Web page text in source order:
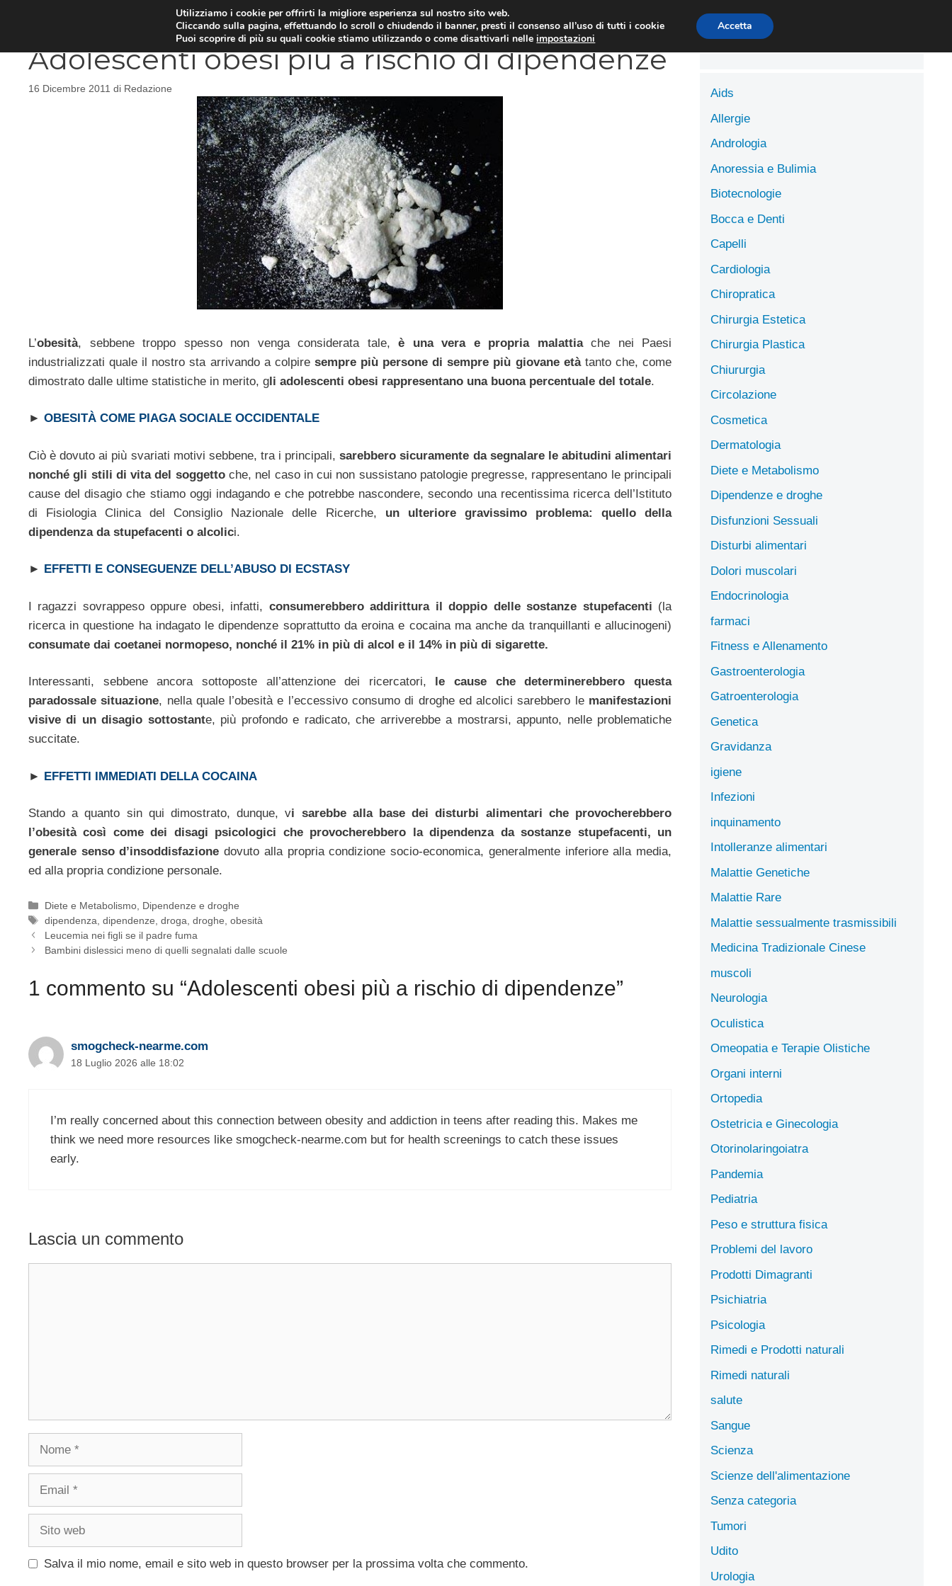
DIETE E METABOLISMO PSICOLOGIA NEUROLOGIA CARDIOLOGIA SCIENZE DELL’ALIMENTAZIONE
Adolescenti obesi più a rischio di dipendenze
16 Dicembre 2011 di Redazione
L’obesità, sebbene troppo spesso non venga considerata tale, è una vera e propria malattiache nei Paesi
industrializzati quale il nostro sta arrivando a colpiresempre più persone di sempre più giovane etàtanto che, come
dimostrato dalle ultime statistiche in merito, gli adolescenti obesi rappresentano una buona percentuale del totale.
► OBESITÀ COME PIAGA SOCIALE OCCIDENTALE
Ciò è dovuto ai più svariati motivi sebbene, tra i principali,sarebbero sicuramente da segnalare le abitudini alimentari
nonché gli stili di vita del soggettoche, nel caso in cui non sussistano patologie pregresse, rappresentano le principali
cause del disagio che stiamo oggi indagando e che potrebbe nascondere, secondo una recentissima ricerca dell’Istituto
di Fisiologia Clinica del Consiglio Nazionale delle Ricerche, un ulteriore gravissimo problema: quello della
dipendenza da stupefacenti o alcolici.
► EFFETTI E CONSEGUENZE DELL’ABUSO DI ECSTASY
I ragazzi sovrappeso oppure obesi, infatti, consumerebbero addirittura il doppio delle sostanze stupefacenti (la
ricerca in questione ha indagato le dipendenze soprattutto da eroina e cocaina ma anche da tranquillanti e allucinogeni)
consumate dai coetanei normopeso, nonché il 21% in più di alcol e il 14% in più di sigarette.
Interessanti, sebbene ancora sottoposte all’attenzione dei ricercatori,
le cause che determinerebbero questa
paradossale situazione, nella quale l’obesità e l’eccessivo consumo di droghe ed alcolici sarebbero le manifestazioni
visive di un disagio sottostante, più profondo e radicato, che arriverebbe a mostrarsi, appunto, nelle problematiche
succitate.
► EFFETTI IMMEDIATI DELLA COCAINA
Stando a quanto sin qui dimostrato, dunque, vi sarebbe alla base dei disturbi alimentari che provocherebbero
l’obesità così come dei disagi psicologici che provocherebbero la dipendenza da sostanze stupefacenti, un
generale senso d’insoddisfazione dovuto alla propria condizione socio-economica, generalmente inferiore alla media,
ed alla propria condizione personale.
Categorie
Diete e Metabolismo Dipendenze e droghe
Tag
dipendenza ,dipendenze ,droga ,droghe ,obesità
Leucemia nei figli se il padre fuma
Bambini dislessici meno di quelli segnalati dalle scuole
1 commento su “Adolescenti obesi più a rischio di dipendenze”
smogcheck-nearme.com
18 Luglio 2026 alle 18:02
I’m really concerned about this connection between obesity and addiction in teens after reading this. Makes me
think we need more resources like smogcheck-nearme.com but for health screenings to catch these issues
early.
Lascia un commento
Nome
Email
Sito
Salva il mio nome, email e sito web in questo browser per la prossima volta che commento.
Aids
Allergie
Andrologia
Anoressia e Bulimia
Biotecnologie
Bocca e Denti
Capelli
Cardiologia
Chiropratica
Chirurgia Estetica
Chirurgia Plastica
Chiururgia
Circolazione
Cosmetica
Dermatologia
Diete e Metabolismo
Dipendenze e droghe
Disfunzioni Sessuali
Disturbi alimentari
Dolori muscolari
Endocrinologia
farmaci
Fitness e Allenamento
Gastroenterologia
Gatroenterologia
Genetica
Gravidanza
igiene
Infezioni
inquinamento
Intolleranze alimentari
Malattie Genetiche
Malattie Rare
Malattie sessualmente trasmissibili
Medicina Tradizionale Cinese
muscoli
Neurologia
Oculistica
Omeopatia e Terapie Olistiche
Organi interni
Ortopedia
Ostetricia e Ginecologia
Otorinolaringoiatra
Pandemia
Pediatria
Peso e struttura fisica
Problemi del lavoro
Prodotti Dimagranti
Psichiatria
Psicologia
Rimedi e Prodotti naturali
Rimedi naturali
salute
Sangue
Scienza
Scienze dell'alimentazione
Senza categoria
Tumori
Udito
Urologia
Utilizziamo i cookie per offrirti la migliore esperienza sul nostro sito web.
Cliccando sulla pagina, effettuando lo scroll o chiudendo il banner, presti il consenso all’uso di tutti i cookie
Puoi scoprire di più su quali cookie stiamo utilizzando o come disattivarli nelleimpostazioni
Accetta